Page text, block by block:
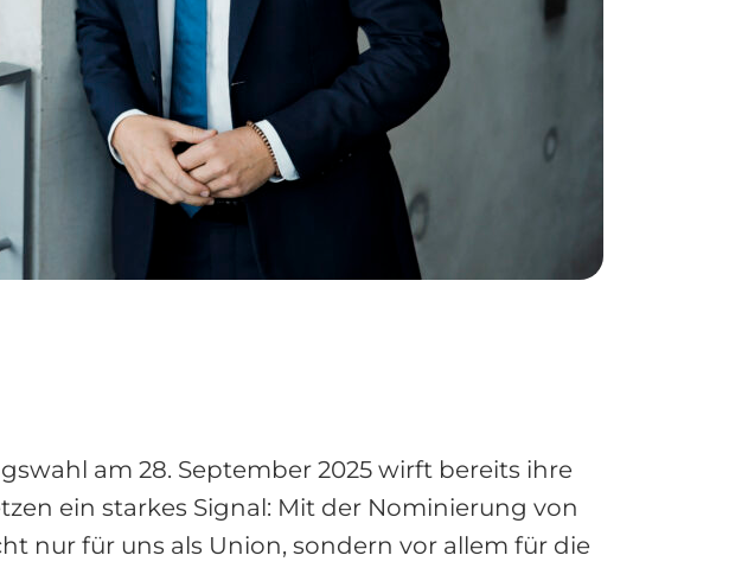
am 28. September 2025 wirft bereits ihre
ein starkes Signal: Mit der Nominierung von
nur für uns als Union, sondern vor allem für die